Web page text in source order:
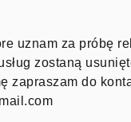
uznam za próbę
zostaną
zapraszam do